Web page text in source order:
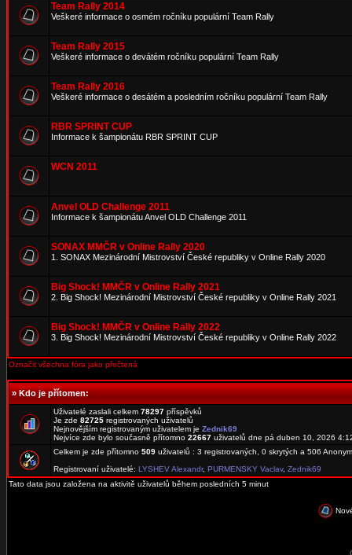
Team Rally 2014
Veškeré informace o osmém ročníku populární Team Rally
Team Rally 2015
Veškeré informace o devátém ročníku populární Team Rally
Team Rally 2016
Veškeré informace o desátém a posledním ročníku populární Team Rally
RBR SPRINT CUP
Informace k šampionátu RBR SPRINT CUP
WCN 2011
Anvel OLD Challenge 2011
Informace k šampionátu Anvel OLD Challenge 2011
SONAX MMČR v Online Rally 2020
1. SONAX Mezinárodní Mistrovství České republiky v Online Rally 2020
Big Shock! MMČR v Online Rally 2021
2. Big Shock! Mezinárodní Mistrovství České republiky v Online Rally 2021
Big Shock! MMČR v Online Rally 2022
3. Big Shock! Mezinárodní Mistrovství České republiky v Online Rally 2022
Označit všechna fóra jako přečtená
»Kdo je přítomen:
Uživatelé zaslali celkem 78297 příspěvků
Je zde 82725 registrovaných uživatelů
Nejnovějším registrovaným uživatelem je Zednik69
Nejvíce zde bylo současně přítomno 22667 uživatelů dne pá duben 10, 2026
Celkem je zde přítomno 509 uživatelů : 3 registrovaných, 0 skrytých a 506
Registrovaní uživatelé: LYSHEV Alexandr, PURMENSKY Vaclav, Zednik69
Tato data jsou založena na aktivitě uživatelů během posledních 5 minut